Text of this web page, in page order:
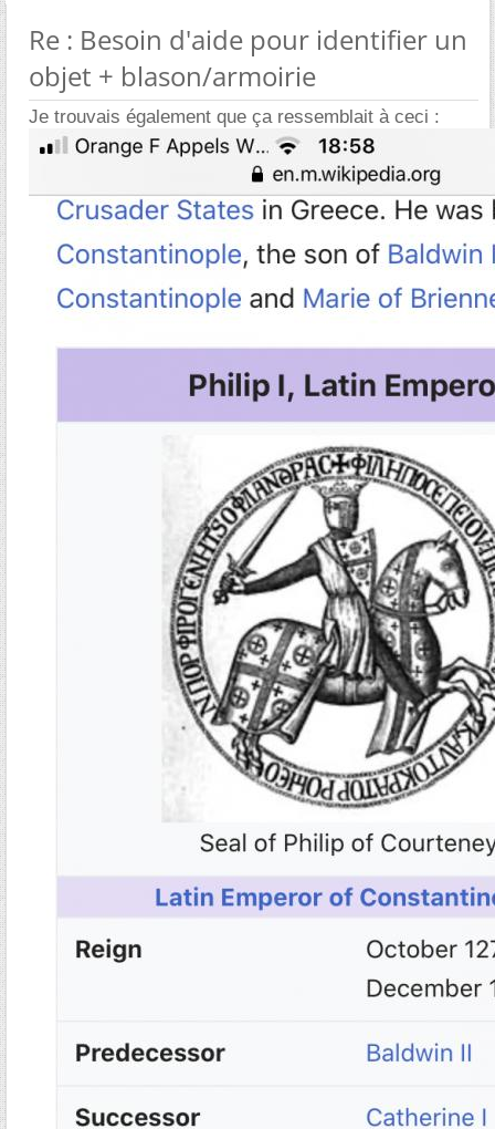
Re : Besoin d'aide pour identifier un
objet + blason/armoirie
Je trouvais également que ça ressemblait à ceci :